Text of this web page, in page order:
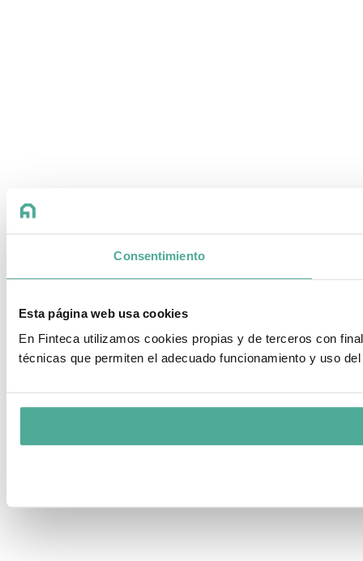
Consentimiento
Esta página web usa cookies
En Finteca utilizamos cookies propias y de terceros con
técnicas que permiten el adecuado funcionamiento y uso